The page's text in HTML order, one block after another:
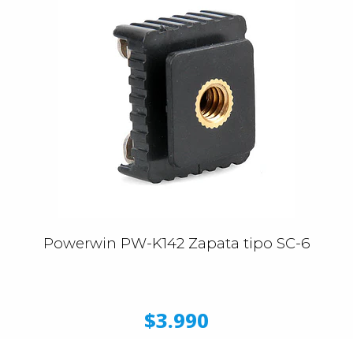
Powerwin PW-K142 Zapata tipo SC-6
$3.990